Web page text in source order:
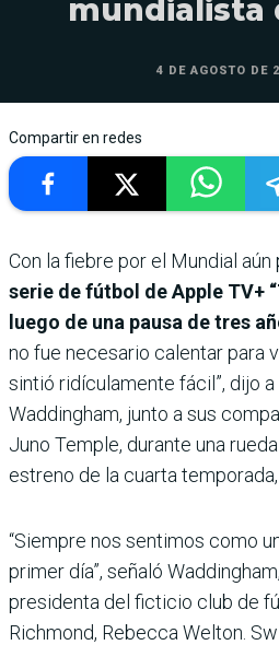
mundialista
4 DE AGOSTO DE
Compartir en redes
Con la fiebre por el Mundial aún
serie de fútbol de Apple TV+
luego de una pausa de tres
no fue necesario calentar para
sintió ridículamente fácil”, dijo
Waddingham, junto a sus
Juno Temple, durante una
estreno de la cuarta
“Siempre nos sentimos como
primer día”, señaló
presidenta del ficticio club de
Richmond, Rebecca Welton.